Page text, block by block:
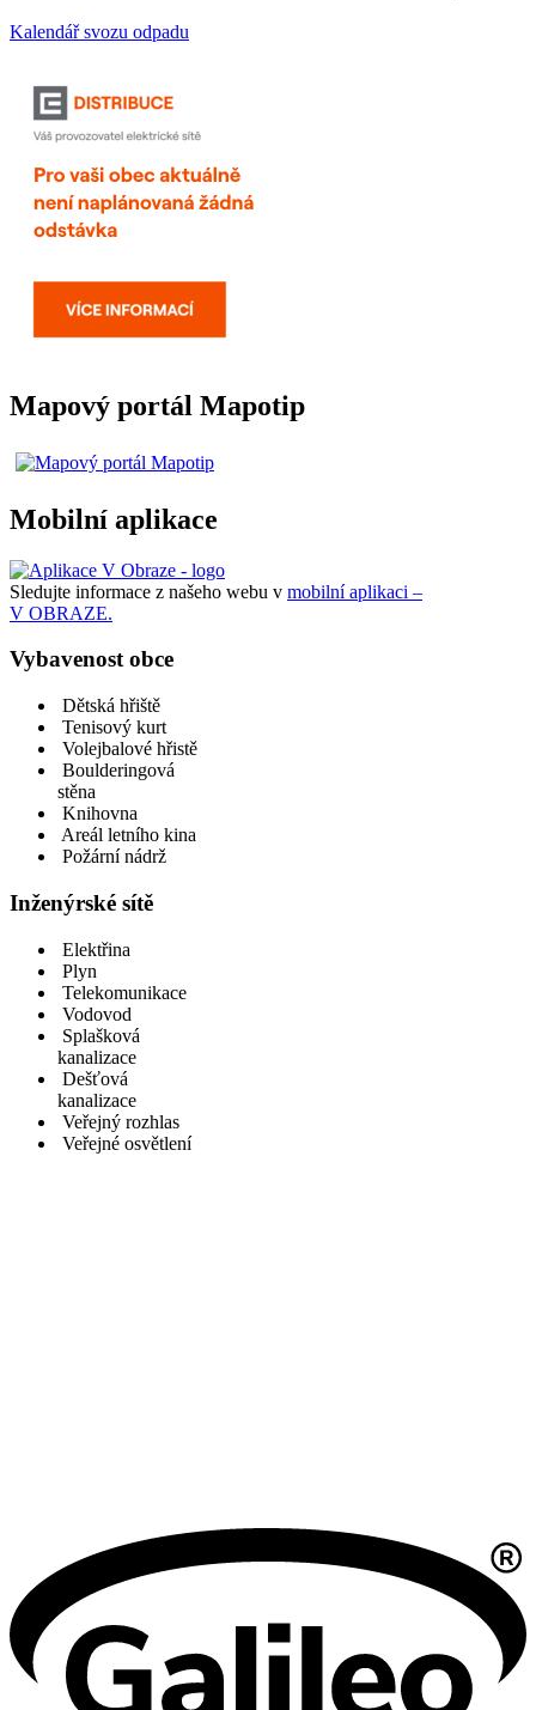
Kalendář svozu odpadu
Mapový portál Mapotip
Mobilní aplikace
Sledujte informace z našeho webu v mobilní aplikaci –
V OBRAZE.
Vybavenost obce
Dětská hřiště
Tenisový kurt
Volejbalové hřistě
Boulderingová
stěna
Knihovna
Areál letního kina
Požární nádrž
Inženýrské sítě
Elektřina
Plyn
Telekomunikace
Vodovod
Splašková
kanalizace
Dešťová
kanalizace
Veřejný rozhlas
Veřejné osvětlení